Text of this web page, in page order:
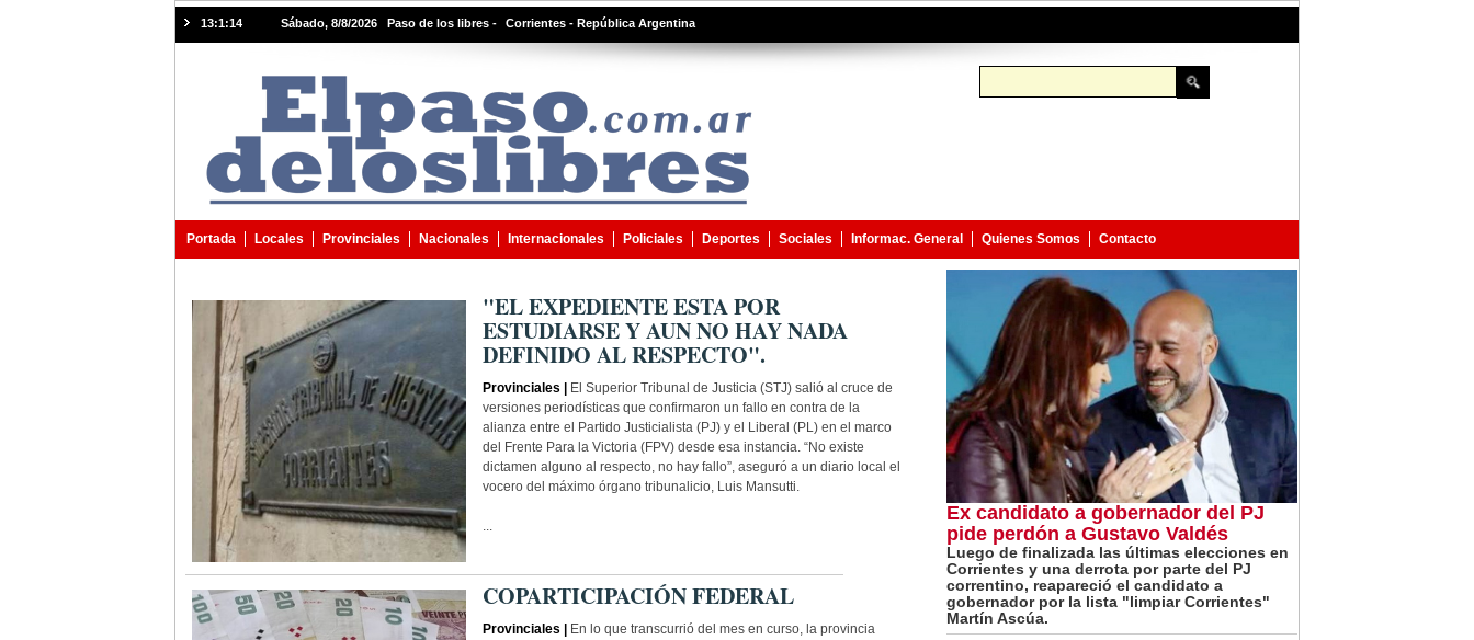
13:1:15 Sábado, 8/8/2026 Paso de los libres - Corrientes - República Argentina
Portada Locales Provinciales Nacionales Internacionales Policiales Deportes Sociales Informac. General Quienes Somos Contacto
"EL EXPEDIENTE ESTA POR
ESTUDIARSE Y AUN NO HAY NADA
DEFINIDO AL RESPECTO".
Provinciales |
El Superior Tribunal de Justicia (STJ) salió al cruce de
versiones periodísticas que confirmaron un fallo en contra de la
alianza entre el Partido Justicialista (PJ) y el Liberal (PL) en el marco
del Frente Para la Victoria (FPV) desde esa instancia. “No existe
dictamen alguno al respecto, no hay fallo”, aseguró a un diario local el
vocero del máximo órgano tribunalicio, Luis Mansutti.
...
COPARTICIPACIÓN FEDERAL
Provinciales |
En lo que transcurrió del mes en curso, la provincia
Ex candidato a gobernador del PJ
pide perdón a Gustavo Valdés
Luego de finalizada las últimas elecciones en
Corrientes y una derrota por parte del PJ
correntino, reapareció el candidato a
gobernador por la lista "limpiar Corrientes"
Martín Ascúa.